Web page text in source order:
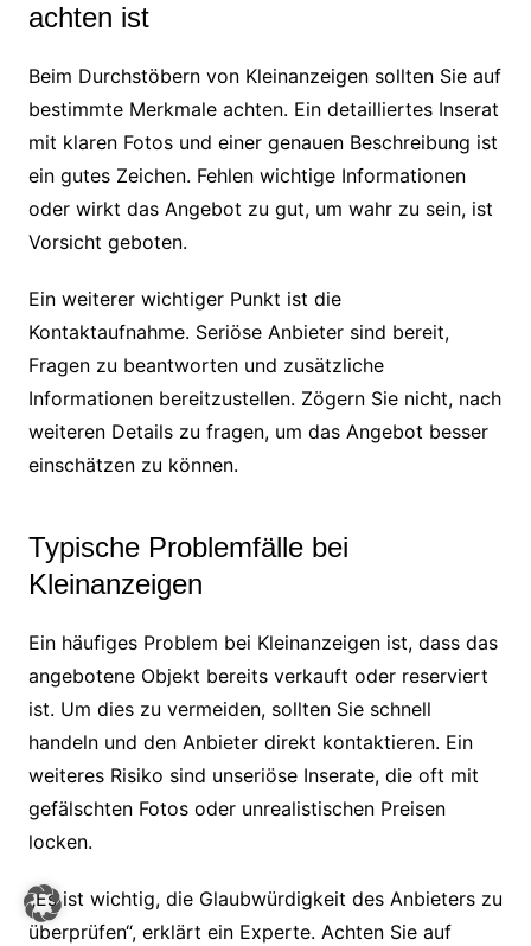
achten ist
Beim Durchstöbern von Kleinanzeigen sollten Sie auf
bestimmte Merkmale achten. Ein detailliertes Inserat
mit klaren Fotos und einer genauen Beschreibung ist
ein gutes Zeichen. Fehlen wichtige Informationen
oder wirkt das Angebot zu gut, um wahr zu sein, ist
Vorsicht geboten.
Ein weiterer wichtiger Punkt ist die
Kontaktaufnahme. Seriöse Anbieter sind bereit,
Fragen zu beantworten und zusätzliche
Informationen bereitzustellen. Zögern Sie nicht, nach
weiteren Details zu fragen, um das Angebot besser
einschätzen zu können.
Typische Problemfälle bei
Kleinanzeigen
Ein häufiges Problem bei Kleinanzeigen ist, dass das
angebotene Objekt bereits verkauft oder reserviert
ist. Um dies zu vermeiden, sollten Sie schnell
handeln und den Anbieter direkt kontaktieren. Ein
weiteres Risiko sind unseriöse Inserate, die oft mit
gefälschten Fotos oder unrealistischen Preisen
locken.
„Es ist wichtig, die Glaubwürdigkeit des Anbieters zu
überprüfen“, erklärt ein Experte. Achten Sie auf